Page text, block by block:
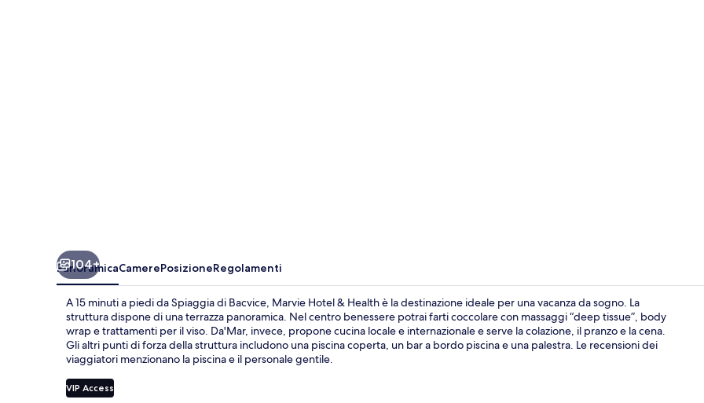
Interni
104+
PanoramicaCamerePosizioneRegolamenti
A 15 minuti a piedi da Spiaggia di Bacvice, Marvie Hotel & Health è la destinazione ideale per una vacanza da sogno. La
struttura dispone di una terrazza panoramica. Nel centro benessere potrai farti coccolare con massaggi “deep tissue”, body
wrap e trattamenti per il viso. Da'Mar, invece, propone cucina locale e internazionale e serve la colazione, il pranzo e la cena.
Gli altri punti di forza della struttura includono una piscina coperta, un bar a bordo piscina e una palestra. Le recensioni dei
viaggiatori menzionano la piscina e il personale gentile.
VIP Access